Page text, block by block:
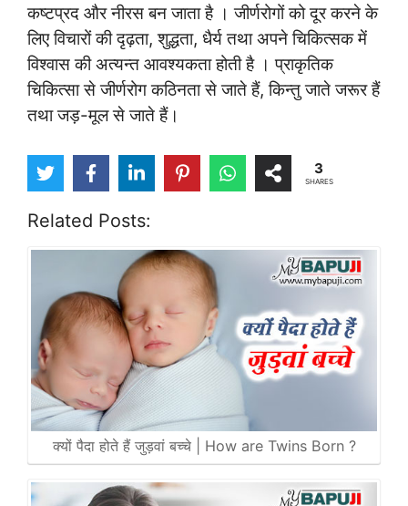
कष्टप्रद और नीरस बन जाता है । जीर्णरोगों को दूर करने के
लिए विचारों की दृढ़ता, शुद्धता, धैर्य तथा अपने चिकित्सक में
विश्वास की अत्यन्त आवश्यकता होती है । प्राकृतिक
चिकित्सा से जीर्णरोग कठिनता से जाते हैं, किन्तु जाते जरूर हैं
तथा जड़-मूल से जाते हैं।
3
SHARES
Related Posts:
क्यों पैदा होते हैं जुड़वां बच्चे | How are Twins Born ?